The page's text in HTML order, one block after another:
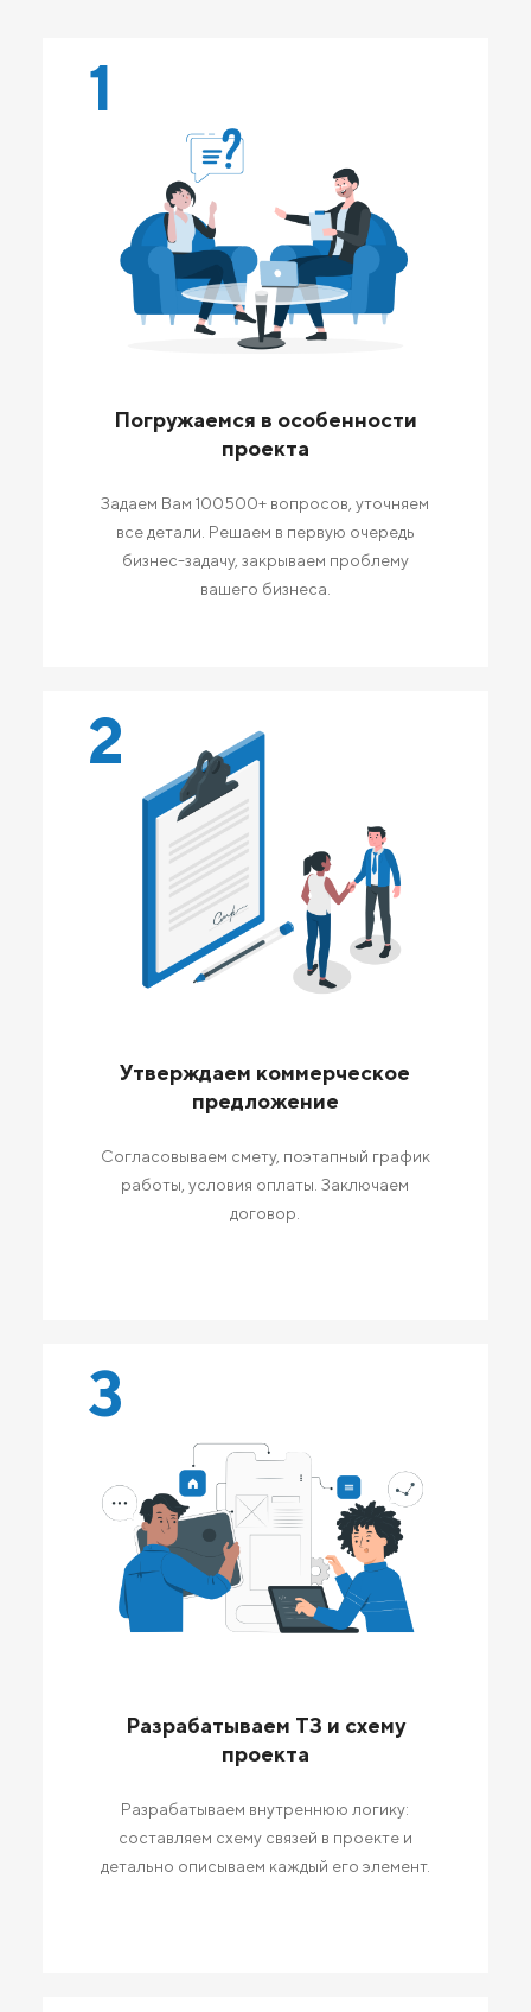
1
Погружаемся в особенности
проекта
Задаем Вам 100500+ вопросов, уточняем
все детали. Решаем в первую очередь
бизнес-задачу, закрываем проблему
вашего бизнеса.
2
Утверждаем коммерческое
предложение
Согласовываем смету, поэтапный график
работы, условия оплаты. Заключаем
договор.
3
Разрабатываем ТЗ и схему
проекта
Разрабатываем внутреннюю логику:
составляем схему связей в проекте и
детально описываем каждый его элемент.